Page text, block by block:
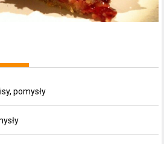
pomysły